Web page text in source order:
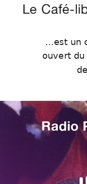
Le Café-
...est un
ouvert du
Radio